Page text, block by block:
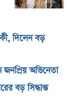
দিলেন বড়
জনপ্রিয় অভিনেতা
বড় সিদ্ধান্ত